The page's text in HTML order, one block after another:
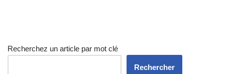
Recherchez un article par mot clé
Rechercher